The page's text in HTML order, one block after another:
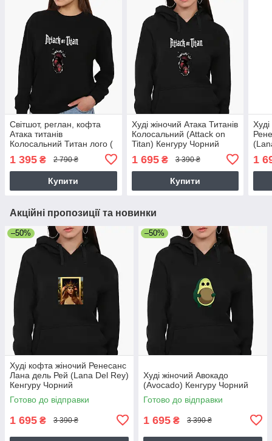
Світшот, реглан, кофта
Атака титанів
Колосальний Титан лого (
світшот з принтом Аніме
1 395 ₴ 2 790 ₴
Купити
Худі жіночий Атака Титанів
Колосальний (Attack on
Titan) Кенгуру Чорний
1 695₴ 3 390 ₴
Купити
1
Акційні пропозиції та новинки
–50%
Худі кофта жіночий Ренесанс
Лана дель Рей (Lana Del Rey)
Кенгуру Чорний
Готово до відправки
1 695 ₴ 3 390 ₴
–50%
Худі жіночий Авокадо
(Avocado) Кенгуру Чорний
Готово до відправки
1 695 ₴ 3 390 ₴